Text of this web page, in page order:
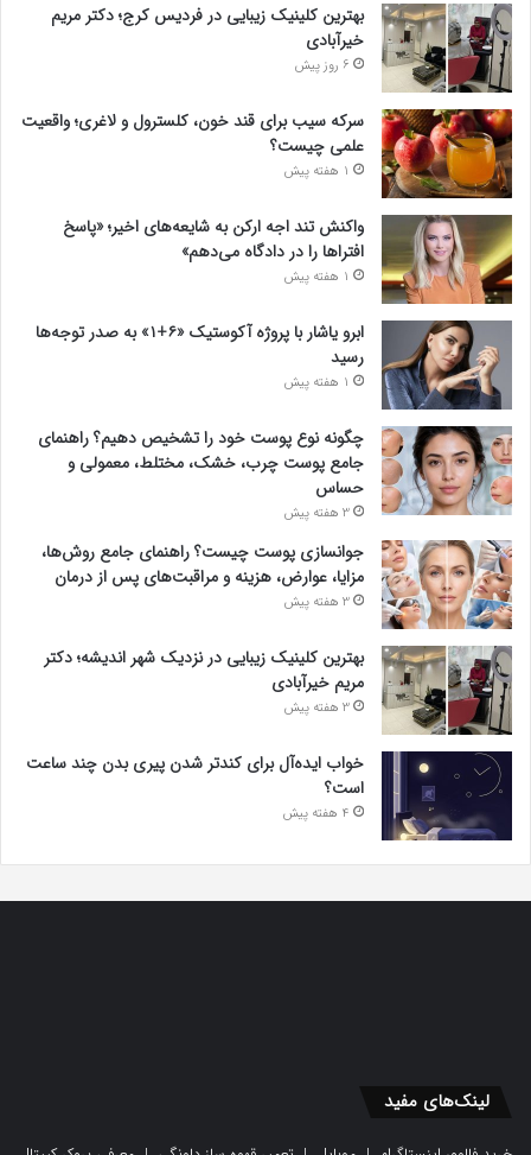
بهترین کلینیک زیبایی در فردیس کرج؛ دکتر مریم
خیرآبادی
6 روز پیش
سرکه سیب برای قند خون، کلسترول و لاغری؛ واقعیت
علمی چیست؟
1 هفته پیش
واکنش تند اجه ارکن به شایعه‌های اخیر؛ «پاسخ
افتراها را در دادگاه می‌دهم»
1 هفته پیش
ابرو یاشار با پروژه آکوستیک «۶+۱» به صدر توجه‌ها
رسید
1 هفته پیش
چگونه نوع پوست خود را تشخیص دهیم؟ راهنمای
جامع پوست چرب، خشک، مختلط، معمولی و
حساس
3 هفته پیش
جوانسازی پوست چیست؟ راهنمای جامع روش‌ها،
مزایا، عوارض، هزینه و مراقبت‌های پس از درمان
3 هفته پیش
بهترین کلینیک زیبایی در نزدیک شهر اندیشه؛ دکتر
مریم خیرآبادی
3 هفته پیش
خواب ایده‌آل برای کندتر شدن پیری بدن چند ساعت
است؟
4 هفته پیش
لینک‌های مفید